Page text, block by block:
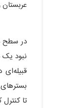
در سطح
نبود
تا